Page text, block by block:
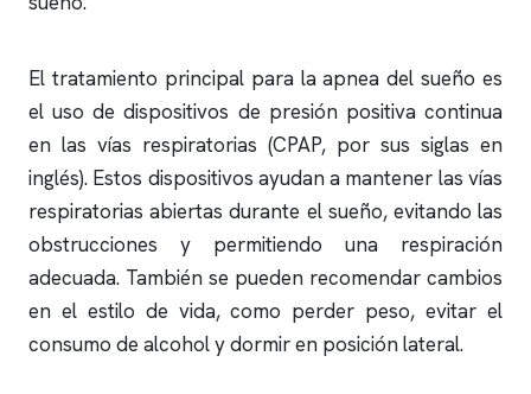
El tratamiento principal para laapnea del sueño es
el uso de dispositivos de presión positiva continua
en las vías respiratorias (CPAP, por sus siglas en
inglés). Estos dispositivos ayudan a mantener las vías
respiratorias abiertas durante el sueño, evitando las
obstrucciones y permitiendo una respiración
adecuada. También se pueden recomendar cambios
en el estilo de vida, como perder peso, evitar el
consumo de alcohol y dormir en posición lateral.